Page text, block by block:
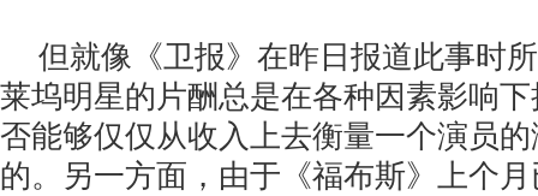
但就像《卫报》在昨日报道此事时
莱坞明星的片酬总是在各种因素影响
否能够仅仅从收入上去衡量一个演员
的。另一方面，由于《福布斯》上个